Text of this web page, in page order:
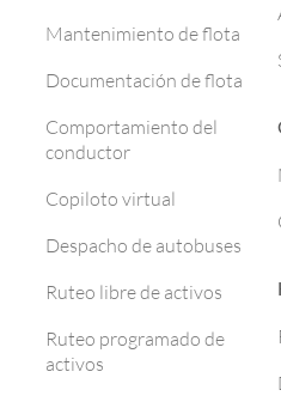
Mantenimiento de flota
Documentación de flota
Comportamiento del
conductor
Copiloto virtual
Despacho de autobuses
Ruteo libre de activos
Ruteo programado de
activos